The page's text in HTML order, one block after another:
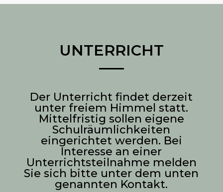
UNTERRICHT
Der Unterricht findet derzeit
unter freiem Himmel statt.
Mittelfristig sollen eigene
Schulräumlichkeiten
eingerichtet werden. Bei
Interesse an einer
Unterrichtsteilnahme melden
Sie sich bitte unter dem unten
genannten Kontakt.